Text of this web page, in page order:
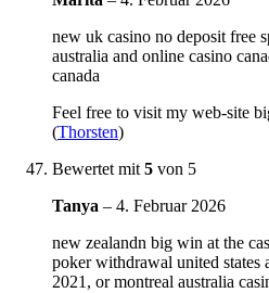
new uk casino no deposit free
australia and online casino
canada
Feel free to visit my web-site
(Thorsten)
Bewertet mit5 von 5
Tanya – 4. Februar 2026
new zealandn big win at the
poker withdrawal united states
2021, or montreal australia